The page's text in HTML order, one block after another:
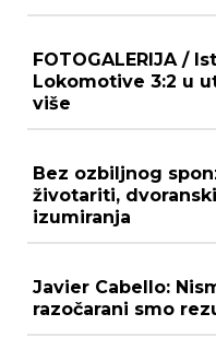
FOTOGALERIJA /
Lokomotive 3:2 u
više
Bez ozbiljnog
životariti,
izumiranja
Javier Cabello:
razočarani smo